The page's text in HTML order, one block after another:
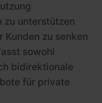
zu unterstützen
Kunden zu senken
sowohl
bidirektionale
für private